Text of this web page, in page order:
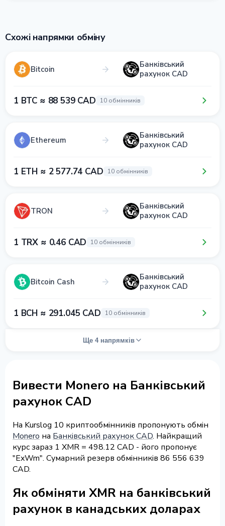
Схожі напрямки обміну
Bitcoin
Банківський
рахунок CAD
1 BTC ≈ 88 539 CAD 10 обмінників
Ethereum
Банківський
рахунок CAD
1 ETH ≈ 2 577.74 CAD 10 обмінників
TRON
Банківський
рахунок CAD
1 TRX ≈ 0.46 CAD 10 обмінників
Bitcoin Cash
Банківський
рахунок CAD
1 BCH ≈ 291.045 CAD 10 обмінників
Ще 4 напрямків
Вивести Monero на Банківський
рахунок CAD
На Kurslog 10 криптообмінників пропонують обмін
Monero на Банківський рахунок CAD. Найкращий
курс зараз 1 XMR = 498.12 CAD - його пропонує
"ExWm". Сумарний резерв обмінників 86 556 639
CAD.
Як обміняти XMR на банківський
рахунок в канадських доларах